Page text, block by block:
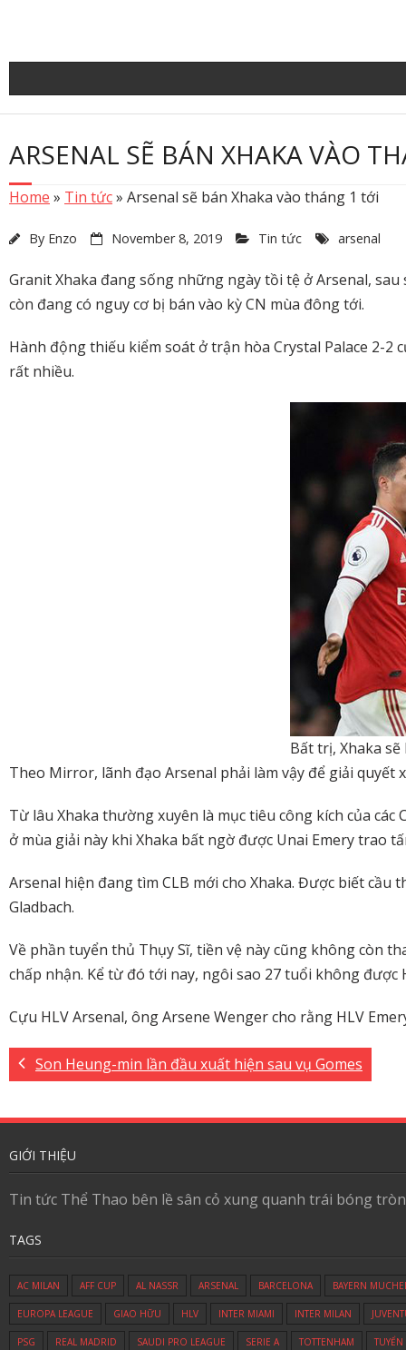
content
ARSENAL SẼ BÁN XHAKA VÀO
Home » Tin tức» Arsenal sẽ bán Xhaka vào tháng 1 tới
By Enzo November 8, 2019 Tin tức arsenal
Granit Xhaka đang sống những ngày tồi tệ ở Arsenal,
còn đang có nguy cơ bị bán vào kỳ CN mùa đông tới.
Hành động thiếu kiểm soát ở trận hòa Crystal Palace 2-
rất nhiều.
Bất trị, Xhaka
Theo Mirror, lãnh đạo Arsenal phải làm vậy để giải quyết
Từ lâu Xhaka thường xuyên là mục tiêu công kích của
ở mùa giải này khi Xhaka bất ngờ được Unai Emery trao
Arsenal hiện đang tìm CLB mới cho Xhaka. Được biết
Gladbach.
Về phần tuyển thủ Thụy Sĩ, tiền vệ này cũng không còn
chấp nhận. Kể từ đó tới nay, ngôi sao 27 tuổi không được
Cựu HLV Arsenal, ông Arsene Wenger cho rằng HLV
Son Heung-min lần đầu xuất hiện sau vụ Gomes
GIỚI THIỆU
Tin tức Thể Thao bên lề sân cỏ xung quanh trái bóng
TAGS
AC MILAN AFF CUP AL NASSR ARSENAL BARCELONA BAYERN
EUROPA LEAGUE GIAO HỮU HLV INTER MIAMI INTER MILAN
PSG REAL MADRID SAUDI PRO LEAGUE SERIE A TOTTENHAM